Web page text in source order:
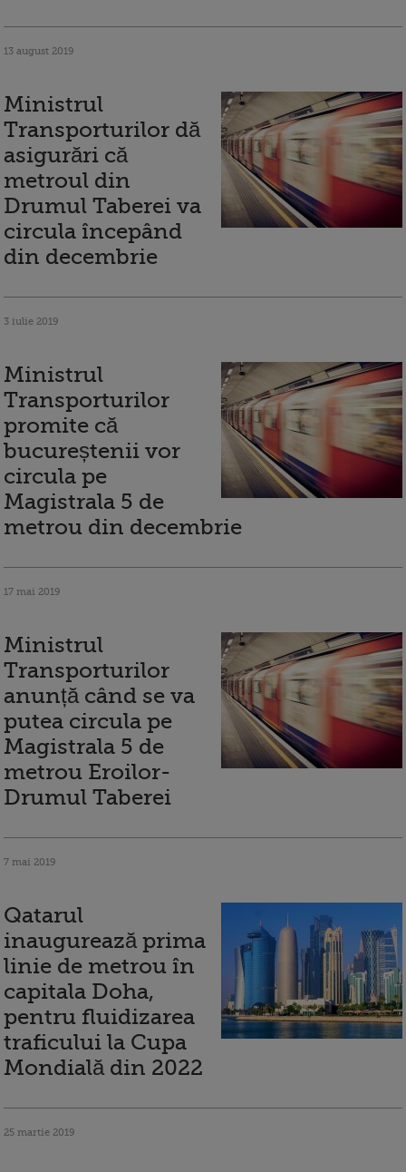
13 august 2019
Ministrul
Transporturilor dă
asigurări că
metroul din
Drumul Taberei va
circula începând
din decembrie
3 iulie 2019
Ministrul
Transporturilor
promite că
bucureștenii vor
circula pe
Magistrala 5 de
metrou din decembrie
17 mai 2019
Ministrul
Transporturilor
anunță când se va
putea circula pe
Magistrala 5 de
metrou Eroilor-
Drumul Taberei
7 mai 2019
Qatarul
inaugurează prima
linie de metrou în
capitala Doha,
pentru fluidizarea
traficului la Cupa
Mondială din 2022
25 martie 2019